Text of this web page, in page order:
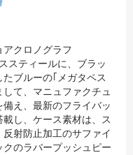
アクロノグラフ
スティールに、ブラッ
ブルーの｢メガタペス
て、マニュファクチュ
え、最新のフライバッ
し、ケース素材は、ス
射防止加工のサファイ
のラバープッシュピー